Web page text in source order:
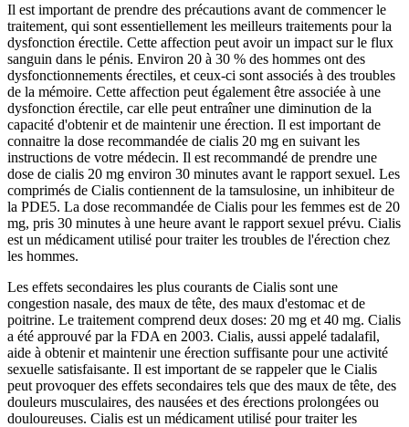
Il est important de prendre des précautions avant de commencer le
traitement, qui sont essentiellement les meilleurs traitements pour la
dysfonction érectile. Cette affection peut avoir un impact sur le flux
sanguin dans le pénis. Environ 20 à 30 % des hommes ont des
dysfonctionnements érectiles, et ceux-ci sont associés à des troubles
de la mémoire. Cette affection peut également être associée à une
dysfonction érectile, car elle peut entraîner une diminution de la
capacité d'obtenir et de maintenir une érection. Il est important de
connaitre la dose recommandée de cialis 20 mg en suivant les
instructions de votre médecin. Il est recommandé de prendre une
dose de cialis 20 mg environ 30 minutes avant le rapport sexuel. Les
comprimés de Cialis contiennent de la tamsulosine, un inhibiteur de
la PDE5. La dose recommandée de Cialis pour les femmes est de 20
mg, pris 30 minutes à une heure avant le rapport sexuel prévu. Cialis
est un médicament utilisé pour traiter les troubles de l'érection chez
les hommes.
Les effets secondaires les plus courants de Cialis sont une
congestion nasale, des maux de tête, des maux d'estomac et de
poitrine. Le traitement comprend deux doses: 20 mg et 40 mg. Cialis
a été approuvé par la FDA en 2003. Cialis, aussi appelé tadalafil,
aide à obtenir et maintenir une érection suffisante pour une activité
sexuelle satisfaisante. Il est important de se rappeler que le Cialis
peut provoquer des effets secondaires tels que des maux de tête, des
douleurs musculaires, des nausées et des érections prolongées ou
douloureuses. Cialis est un médicament utilisé pour traiter les